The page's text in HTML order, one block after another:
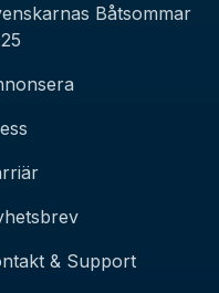
Båtsommar
& Support